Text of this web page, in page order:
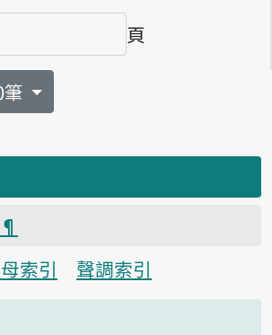
頁
筆
¶
索引
聲調索引